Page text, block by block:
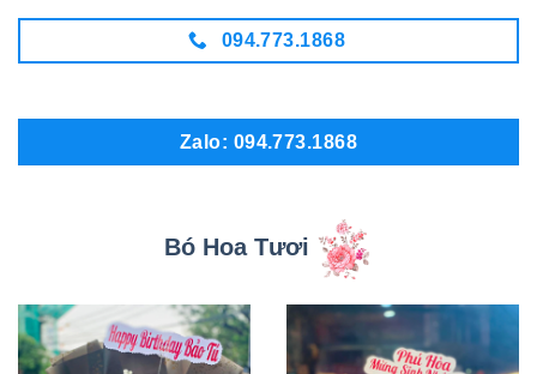
094.773.1868
Zalo: 094.773.1868
Bó Hoa Tươi